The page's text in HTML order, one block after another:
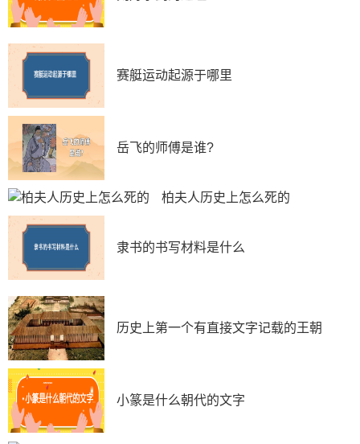
赛艇运动起源于哪里
岳飞的师傅是谁?
柏夫人历史上怎么死的
隶书的书写材料是什么
历史上第一个有直接文字记载的王朝
小篆是什么朝代的文字